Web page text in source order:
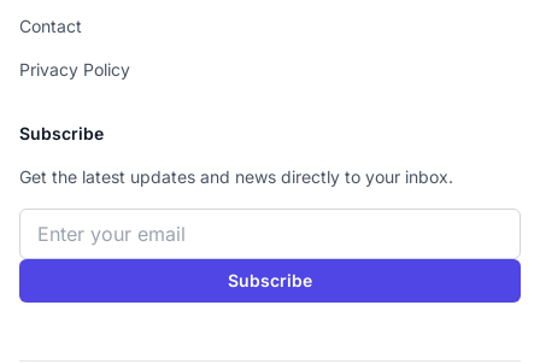
Contact
Privacy Policy
Subscribe
Get the latest updates and news directly to your inbox.
Email address
Subscribe